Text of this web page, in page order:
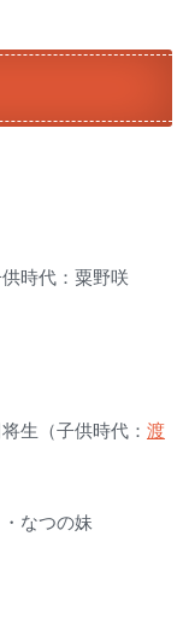
時代：粟野咲
生（子供時代： 渡
なつの妹